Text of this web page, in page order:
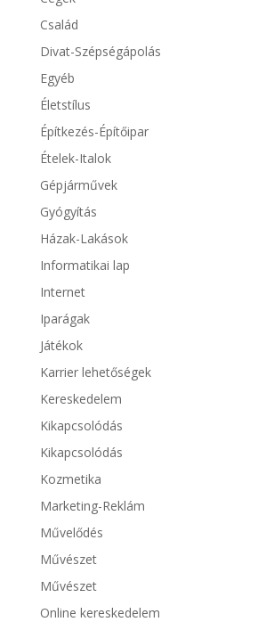
Család
Divat-Szépségápolás
Egyéb
Életstílus
Építkezés-Építőipar
Ételek-Italok
Gépjárművek
Gyógyítás
Házak-Lakások
Informatikai lap
Internet
Iparágak
Játékok
Karrier lehetőségek
Kereskedelem
Kikapcsolódás
Kikapcsolódás
Kozmetika
Marketing-Reklám
Művelődés
Művészet
Művészet
Online kereskedelem